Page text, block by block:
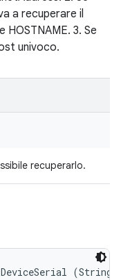
a recuperare il
3. Se
univoco.
recuperarlo.
(String